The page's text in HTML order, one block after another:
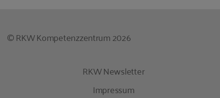
© RKW Kompetenzzentrum 2026
RKW Newsletter
Impressum